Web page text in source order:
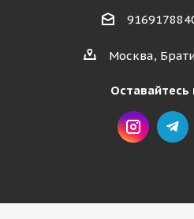
Москва,
Оставайтесь